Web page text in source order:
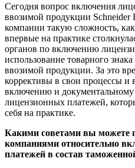
Сегодня вопрос включения
ввозимой продукции Schneider
компании такую сложность,
впервые на практике
органов по включению
использование товарного
ввозимой продукции. За это
коррективы в свои процессы и
включению и
лицензионных платежей,
себя на практике.
Какими советами вы можете
компаниями относительно
платежей в состав